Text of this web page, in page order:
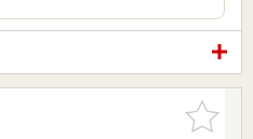
お気に入
りに追加